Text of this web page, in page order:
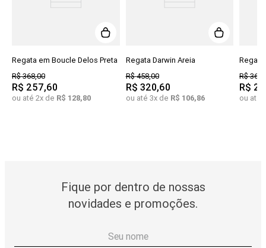
Regata em Boucle Delos Preta
R$368,00
R$ 257,60
ou até 2x de R$ 128,80
Regata Darwin Areia
R$458,00
R$ 320,60
ou até 3x de R$ 106,86
R$368
R$
ou até
Fique por dentro de nossas
novidades e promoções.